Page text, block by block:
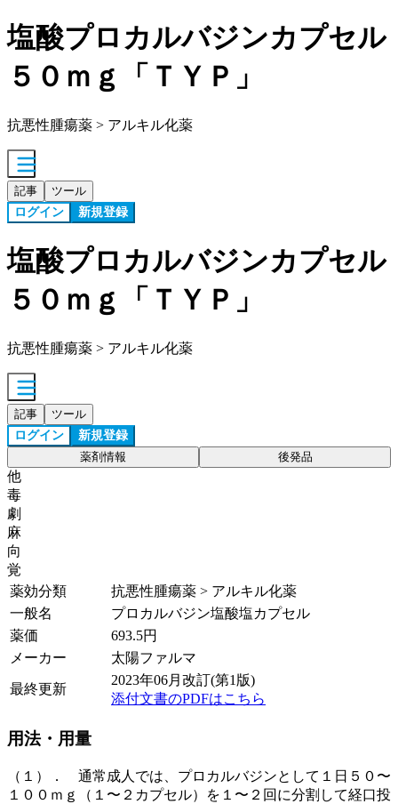
塩酸プロカルバジンカプセル
５０ｍｇ「ＴＹＰ」
抗悪性腫瘍薬 > アルキル化薬
記事 ツール
ログイン 新規登録
塩酸プロカルバジンカプセル
５０ｍｇ「ＴＹＰ」
抗悪性腫瘍薬 > アルキル化薬
記事 ツール
ログイン 新規登録
薬剤情報 後発品
他
毒
劇
麻
向
覚
薬効分類
抗悪性腫瘍薬 > アルキル化薬
一般名
プロカルバジン塩酸塩カプセル
薬価
693.5円
メーカー
太陽ファルマ
最終更新
2023年06月改訂(第1版)
添付文書のPDFはこちら
用法・用量
（１）． 通常成人では、プロカルバジンとして１日５０〜
１００ｍｇ（１〜２カプセル）を１〜２回に分割して経口投